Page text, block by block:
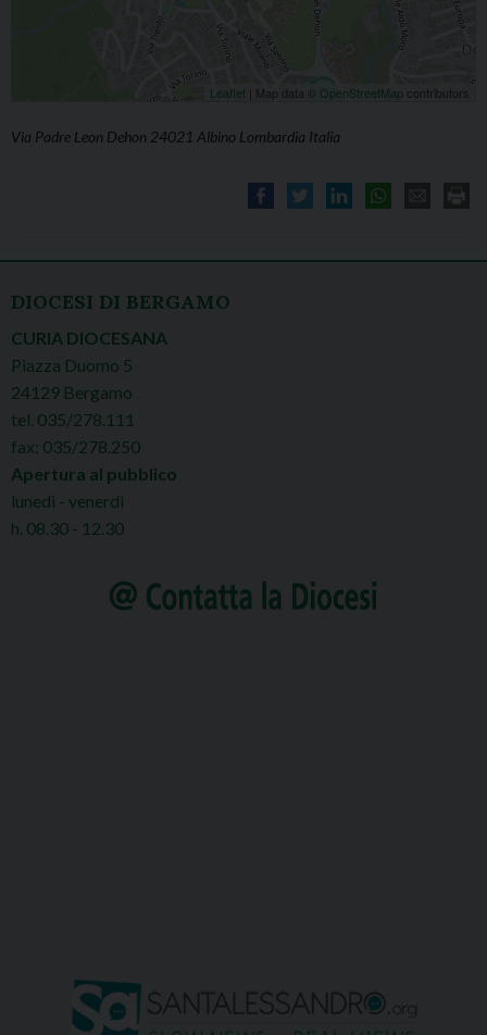
Leaflet | Map data © OpenStreetMap contributors
Via Padre Leon Dehon 24021 Albino Lombardia Italia
DIOCESI DI BERGAMO
CURIA DIOCESANA
Piazza Duomo 5
24129 Bergamo
tel. 035/278.111
fax: 035/278.250
Apertura al pubblico
lunedì - venerdì
h. 08.30 - 12.30